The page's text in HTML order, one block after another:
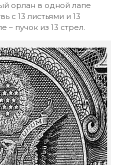
орлан в одной лапе
с 13 листьями и 13
– пучок из 13 стрел.